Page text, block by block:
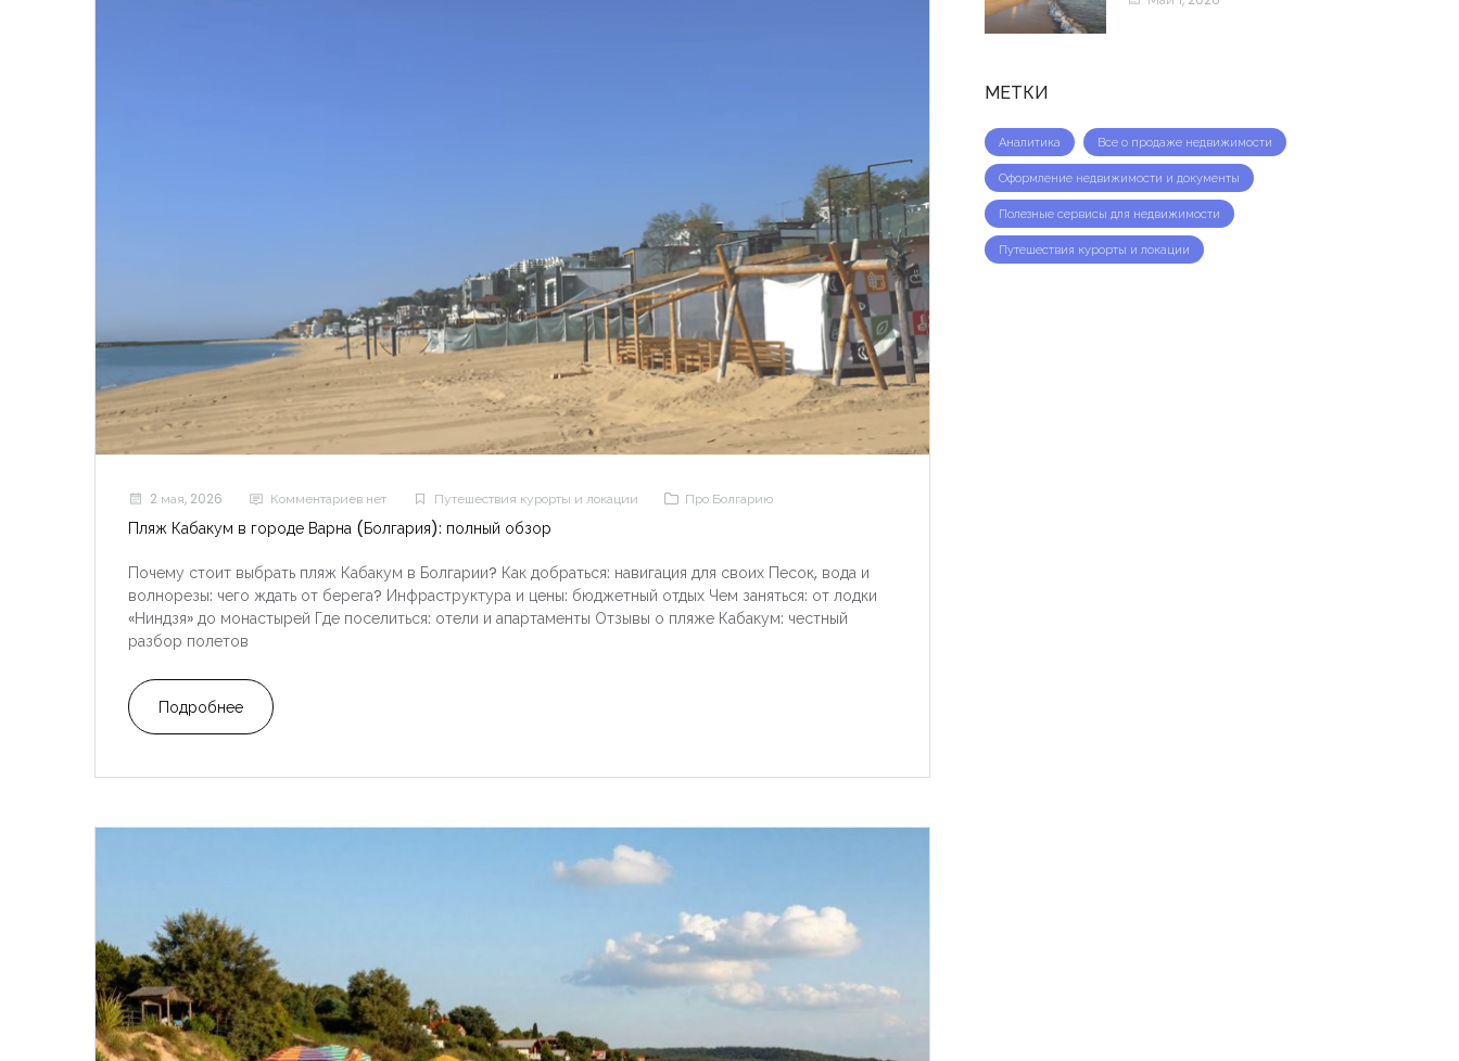
2 мая, 2026 Комментариев нет Путешествия курорты и локации Про Болгарию
Пляж Кабакум в городе Варна (Болгария): полный обзор
Почему стоит выбрать пляж Кабакум в Болгарии? Как добраться: навигация для своих Песок, вода и
волнорезы: чего ждать от берега? Инфраструктура и цены: бюджетный отдых Чем заняться: от лодки
«Ниндзя» до монастырей Где поселиться: отели и апартаменты Отзывы о пляже Кабакум: честный
разбор полетов
Подробнее
МЕТКИ
Аналитика Все о продаже недвижимости
Оформление недвижимости и документы
Полезные сервисы для недвижимости
Путешествия курорты и локации